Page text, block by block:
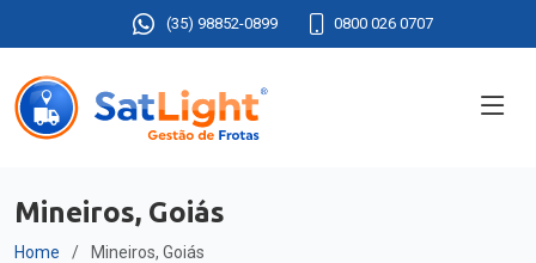
(35) 98852-0899 0800 026 0707
Mineiros, Goiás
Home Mineiros, Goiás